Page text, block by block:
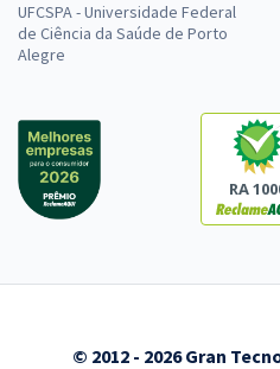
UFCSPA - Universidade Federal
de Ciência da Saúde de Porto
Alegre
RA
© 2012 - 2026 Gran